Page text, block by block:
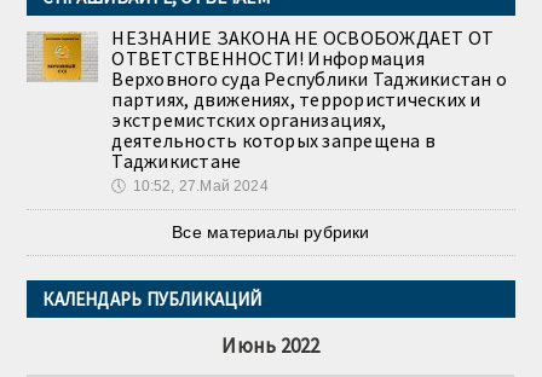
НЕЗНАНИЕ ЗАКОНА НЕ ОСВОБОЖДАЕТ ОТ
ОТВЕТСТВЕННОСТИ! Информация
Верховного суда Республики Таджикистан о
партиях, движениях, террористических и
экстремистских организациях,
деятельность которых запрещена в
Таджикистане
🕔 10:52, 27.Май 2024
Все материалы рубрики
КАЛЕНДАРЬ ПУБЛИКАЦИЙ
Июнь 2022